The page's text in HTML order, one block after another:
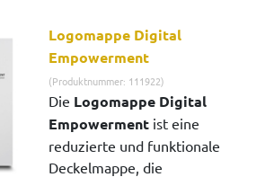
Logomappe Digital
Empowerment
(Produktnummer: 111922)
Die Logomappe Digital
Empowerment ist eine
reduzierte und funktionale
Deckelmappe, die